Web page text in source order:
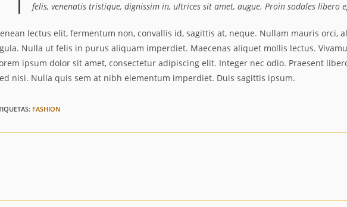
felis, venenatis tristique, dignissim in, ultrices sit amet, augue. Proin sodales libero
lectus elit, fermentum non, convallis id, sagittis at, neque. Nullam mauris orci,
Nulla ut felis in purus aliquam imperdiet. Maecenas aliquet mollis lectus.
ipsum dolor sit amet, consectetur adipiscing elit. Integer nec odio. Praesent
nisi. Nulla quis sem at nibh elementum imperdiet. Duis sagittis ipsum.
: FASHION